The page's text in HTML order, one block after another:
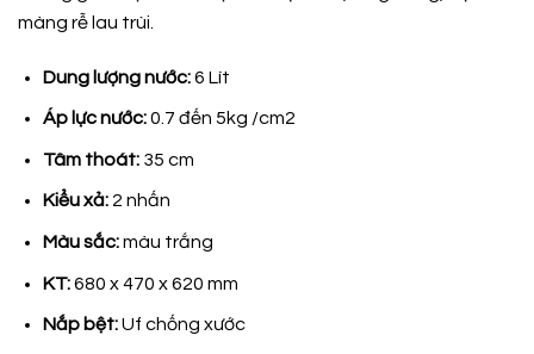
màng rễ lau trùi.
Dung lượng nước:6 Lít
Áp lực nước:0.7 đến 5kg /cm2
Tâm thoát:35 cm
Kiểu xả:2 nhấn
Màu sắc:màu trắng
KT:680 x 470 x 620 mm
Nắp bệt:Uf chống xước